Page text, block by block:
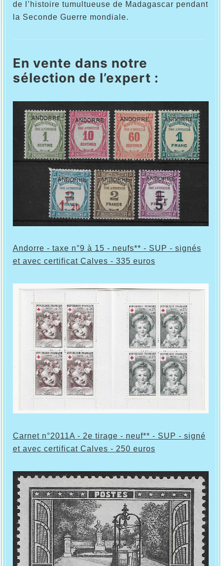
de l’histoire tumultueuse de Madagascar pendant
la Seconde Guerre mondiale.
En vente dans notre
sélection de l’expert :
Andorre - taxe n°9 à 15 - neufs** - SUP - signés
et avec certificat Calves - 335 euros
Carnet n°2011A - 2e tirage - neuf** - SUP - signé
et avec certificat Calves - 250 euros